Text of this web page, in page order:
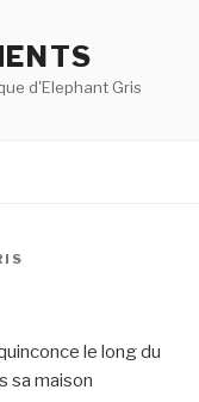
d'Elephant Gris
le long du
sa maison